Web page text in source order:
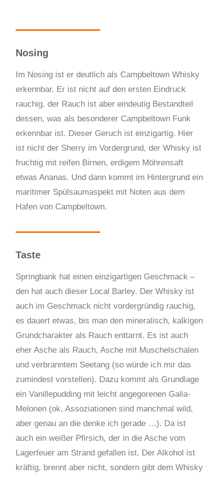
Nosing
Im Nosing ist er deutlich als Campbeltown Whisky
erkennbar. Er ist nicht auf den ersten Eindruck
rauchig, der Rauch ist aber eindeutig Bestandteil
dessen, was als besonderer Campbeltown Funk
erkennbar ist. Dieser Geruch ist einzigartig. Hier
ist nicht der Sherry im Vordergrund, der Whisky ist
fruchtig mit reifen Birnen, erdigem Möhrensaft
etwas Ananas. Und dann kommt im Hintergrund ein
maritimer Spülsaumaspekt mit Noten aus dem
Hafen von Campbeltown.
Taste
Springbank hat einen einzigartigen Geschmack –
den hat auch dieser Local Barley. Der Whisky ist
auch im Geschmack nicht vordergründig rauchig,
es dauert etwas, bis man den mineralisch, kalkigen
Grundcharakter als Rauch enttarnt. Es ist auch
eher Asche als Rauch, Asche mit Muschelschalen
und verbranntem Seetang (so würde ich mir das
zumindest vorstellen). Dazu kommt als Grundlage
ein Vanillepudding mit leicht angegorenen Galia-
Melonen (ok, Assoziationen sind manchmal wild,
aber genau an die denke ich gerade …). Da ist
auch ein weißer Pfirsich, der in die Asche vom
Lagerfeuer am Strand gefallen ist. Der Alkohol ist
kräftig, brennt aber nicht, sondern gibt dem Whisky